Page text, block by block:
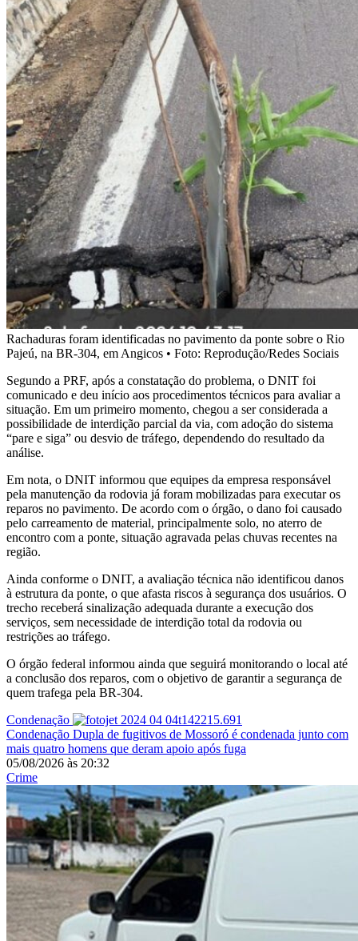
Rachaduras foram identificadas no pavimento da ponte sobre o Rio
Pajeú, na BR-304, em Angicos • Foto: Reprodução/Redes Sociais
Segundo a PRF, após a constatação do problema, o DNIT foi
comunicado e deu início aos procedimentos técnicos para avaliar a
situação. Em um primeiro momento, chegou a ser considerada a
possibilidade de interdição parcial da via, com adoção do sistema
“pare e siga” ou desvio de tráfego, dependendo do resultado da
análise.
Em nota, o DNIT informou que equipes da empresa responsável
pela manutenção da rodovia já foram mobilizadas para executar os
reparos no pavimento. De acordo com o órgão, o dano foi causado
pelo carreamento de material, principalmente solo, no aterro de
encontro com a ponte, situação agravada pelas chuvas recentes na
região.
Ainda conforme o DNIT, a avaliação técnica não identificou danos
à estrutura da ponte, o que afasta riscos à segurança dos usuários. O
trecho receberá sinalização adequada durante a execução dos
serviços, sem necessidade de interdição total da rodovia ou
restrições ao tráfego.
O órgão federal informou ainda que seguirá monitorando o local até
a conclusão dos reparos, com o objetivo de garantir a segurança de
quem trafega pela BR-304.
Condenação
Condenação Dupla de fugitivos de Mossoró é condenada junto com
mais quatro homens que deram apoio após fuga
05/08/2026 às 20:32
Crime